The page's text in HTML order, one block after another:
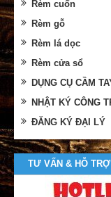
Rèm cuốn
Rèm gỗ
Rèm lá dọc
Rèm cửa sổ
DỤNG CỤ CẦM
NHẬT KÝ CÔNG
ĐĂNG KÝ ĐẠI LÝ
TƯ VẤN & HỖ TRỢ